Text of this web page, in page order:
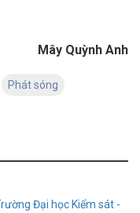
Mây Quỳnh Anh
Phát sóng
Đại học Kiểm sát -